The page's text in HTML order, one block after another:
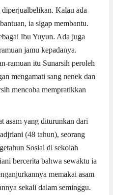
Kalau ada
ia sigap membantu.
Ibu Yuyun. Ada juga
jamu kepadanya.
ramuan itu Sunarsih peroleh
mengamati sang nenek dan
mencoba mempratikkan
asam yang diturunkan dari
(48 tahun), seorang
Sosial di sekolah
bercerita bahwa sewaktu ia
memakai asam
sekali dalam seminggu.